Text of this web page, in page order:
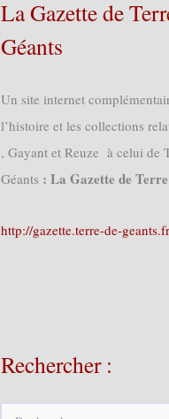
La Gazette de
Géants
Un site internet
l’histoire et les collections
, Gayant et Reuze à celui de
Géants : La Gazette de
http://gazette.terre-de-
Rechercher :